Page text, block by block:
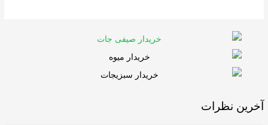
آخرین نظرات